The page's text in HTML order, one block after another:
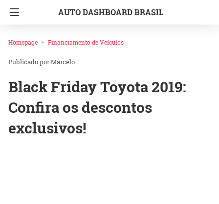
AUTO DASHBOARD BRASIL
Homepage Financiamento de Veículos
Marcelo
Black Friday Toyota 2019:
Confira os descontos
exclusivos!